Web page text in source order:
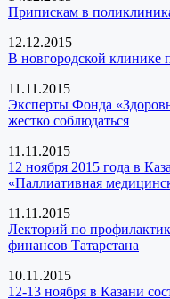
Припискам в
12.12.2015
В новгородской
11.11.2015
Эксперты Фонда
жестко соблюдаться
11.11.2015
12 ноября 2015 года в
«Паллиативная
11.11.2015
Лекторий по
финансов Татарстана
10.11.2015
12-13 ноября в Казани